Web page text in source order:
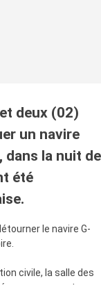
deux (02)
un navire
dans la nuit de
été
le navire G-
civile, la salle des
un mouvement